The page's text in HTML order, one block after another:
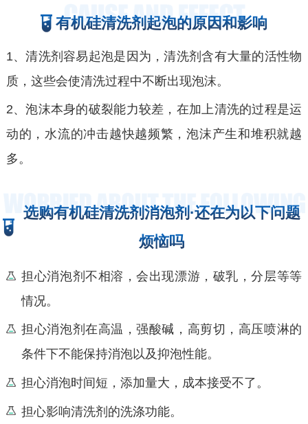
有机硅清洗剂起泡的原因和影响
1、清洗剂容易起泡是因为，清洗剂含有大量的活性物
质，这些会使清洗过程中不断出现泡沫。
2、泡沫本身的破裂能力较差，在加上清洗的过程是运
动的，水流的冲击越快越频繁，泡沫产生和堆积就越
多。
选购有机硅清洗剂消泡剂·还在为以下问题
烦恼吗
担心消泡剂不相溶，会出现漂游，破乳，分层等等
情况。
担心消泡剂在高温，强酸碱，高剪切，高压喷淋的
条件下不能保持消泡以及抑泡性能。
担心消泡时间短，添加量大，成本接受不了。
担心影响清洗剂的洗涤功能。